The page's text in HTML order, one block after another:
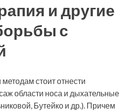
и другие
с
стоит отнести
области носа и дыхательные
Бутейко и др.). Причем